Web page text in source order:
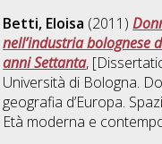
Betti, Eloisa (2011)
nell’industria bolognese
anni Settanta,
Università di Bologna.
geografia d’Europa.
Età moderna e